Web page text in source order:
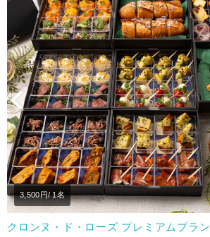
Previous
3,500円/ 1名
クロンヌ・ド・ローズ プレミアムプラン